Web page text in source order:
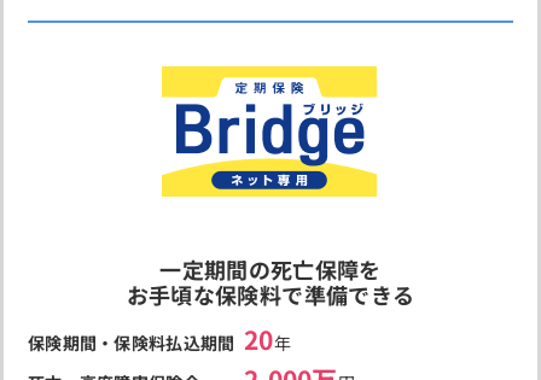
一定期間の死亡保障を
お手頃な保険料で準備できる
保険期間・保険料払込期間 20年